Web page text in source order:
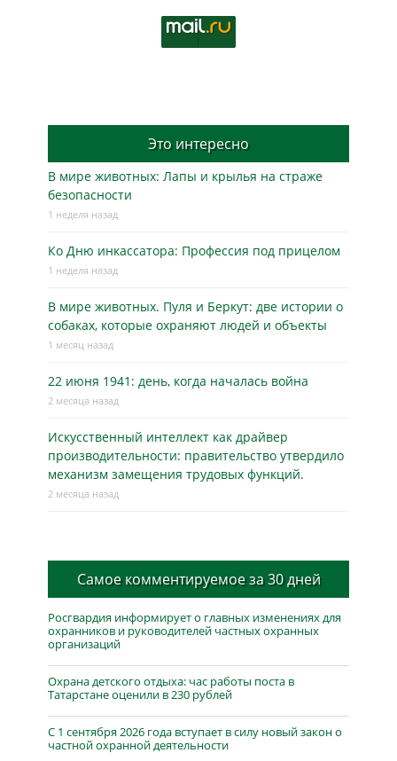
Это интересно
В мире животных: Лапы и крылья на страже
безопасности
1 неделя назад
Ко Дню инкассатора: Профессия под прицелом
1 неделя назад
В мире животных. Пуля и Беркут: две истории о
собаках, которые охраняют людей и объекты
1 месяц назад
22 июня 1941: день, когда началась война
2 месяца назад
Искусственный интеллект как драйвер
производительности: правительство утвердило
механизм замещения трудовых функций.
2 месяца назад
Самое комментируемое за 30 дней
Росгвардия информирует о главных изменениях для
охранников и руководителей частных охранных
организаций
Охрана детского отдыха: час работы поста в
Татарстане оценили в 230 рублей
С 1 сентября 2026 года вступает в силу новый закон о
частной охранной деятельности